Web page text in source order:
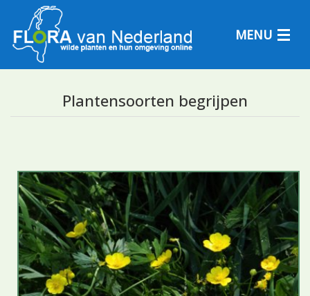
MENU
Determineren
Plantensoorten begrijpen